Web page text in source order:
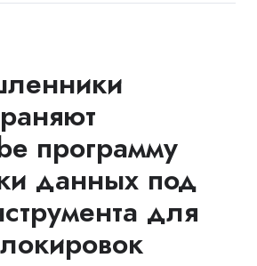
программу
данных под
для